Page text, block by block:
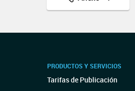
PRODUCTOS Y SERVICIOS
Tarifas de Publicación